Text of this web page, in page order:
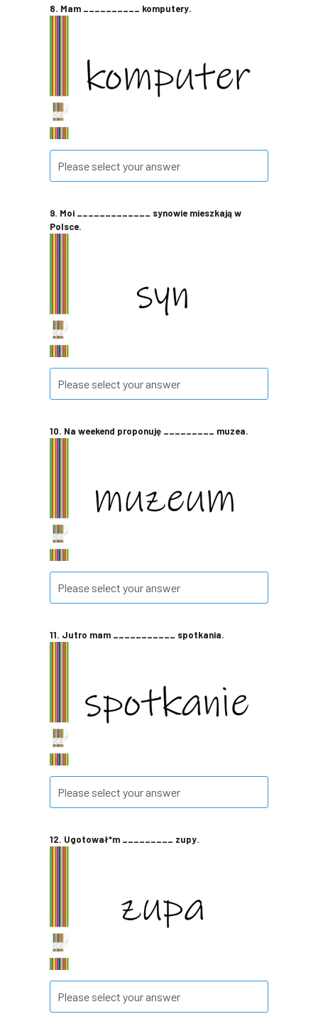
8. Mam __________ komputery.
9. Moi _____________ synowie mieszkają w
Polsce.
10. Na weekend proponuję _________ muzea.
11. Jutro mam ___________ spotkania.
12. Ugotował*m _________ zupy.